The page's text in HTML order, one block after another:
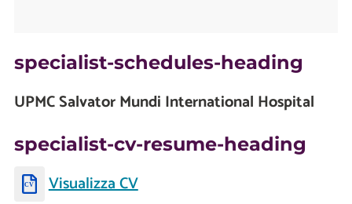
specialist-schedules-heading
UPMC Salvator Mundi International Hospital
specialist-cv-resume-heading
Visualizza CV